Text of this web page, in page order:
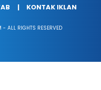
KONTAK IKLAN
ALL RIGHTS RESERVED